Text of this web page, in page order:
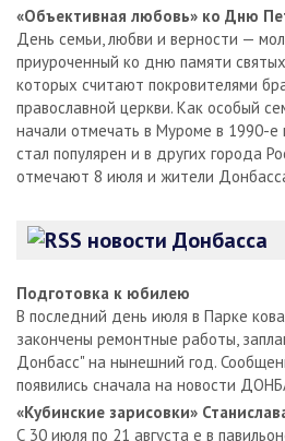
«Объективная любовь» ко Дню
День семьи, любви и верности —
приуроченный ко дню памяти
которых считают покровителями
православной церкви. Как особый
начали отмечать в Муроме в 1990-е
стал популярен и в других города
отмечают 8 июля и жители
новости Донбасса
Подготовка к юбилею
В последний день июля в Парке
закончены ремонтные работы,
Донбасс" на нынешний год.
появились сначала на новости
«Кубинские зарисовки»
С 30 июля по 21 августа е в